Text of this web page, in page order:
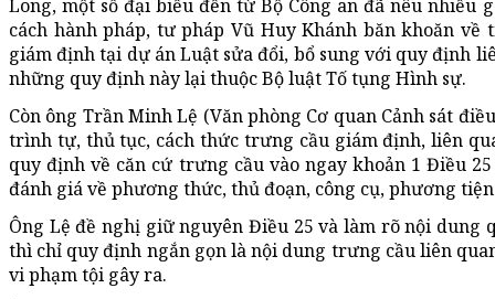
Long, một số đại biểu đến từ Bộ Công an đã nêu nhiều
cách hành pháp, tư pháp Vũ Huy Khánh băn khoăn
giám định tại dự án Luật sửa đổi, bổ sung với quy định
những quy định này lại thuộc Bộ luật Tố tụng Hình sự.
Còn ông Trần Minh Lệ (Văn phòng Cơ quan Cảnh sát
trình tự, thủ tục, cách thức trưng cầu giám định, liên
quy định về căn cứ trưng cầu vào ngay khoản 1 Điều
đánh giá về phương thức, thủ đoạn, công cụ, phương
Ông Lệ đề nghị giữ nguyên Điều 25 và làm rõ nội
thì chỉ quy định ngắn gọn là nội dung trưng cầu liên
vi phạm tội gây ra.